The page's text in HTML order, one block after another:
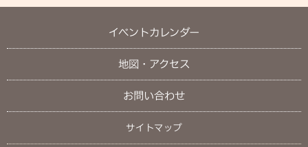
イベントカレンダー
地図・アクセス
お問い合わせ
サイトマップ